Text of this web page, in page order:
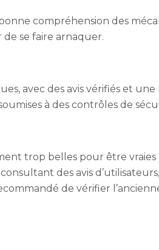
compréhension des
se faire arnaquer.
avec des avis vérifiés et
à des contrôles de
trop belles pour être
des avis
de vérifier